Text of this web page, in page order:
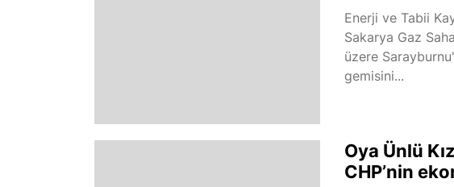
Enerji ve Tabii
Sakarya Gaz
üzere
gemisini...
Oya Ünlü
CHP’nin